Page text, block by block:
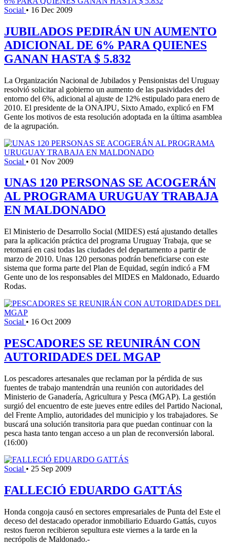
Social • 16 Dec 2009
JUBILADOS PEDIRÁN UN AUMENTO
ADICIONAL DE 6% PARA QUIENES
GANAN HASTA $ 5.832
La Organización Nacional de Jubilados y Pensionistas del Uruguay
resolvió solicitar al gobierno un aumento de las pasividades del
entorno del 6%, adicional al ajuste de 12% estipulado para enero de
2010. El presidente de la ONAJPU, Sixto Amado, explicó en FM
Gente los motivos de esta resolución adoptada en la última asamblea
de la agrupación.
Social • 01 Nov 2009
UNAS 120 PERSONAS SE ACOGERÁN
AL PROGRAMA URUGUAY TRABAJA
EN MALDONADO
El Ministerio de Desarrollo Social (MIDES) está ajustando detalles
para la aplicación práctica del programa Uruguay Trabaja, que se
retomará en casi todas las ciudades del departamento a partir de
marzo de 2010. Unas 120 personas podrán beneficiarse con este
sistema que forma parte del Plan de Equidad, según indicó a FM
Gente uno de los responsables del MIDES en Maldonado, Eduardo
Rodas.
Social • 16 Oct 2009
PESCADORES SE REUNIRÁN CON
AUTORIDADES DEL MGAP
Los pescadores artesanales que reclaman por la pérdida de sus
fuentes de trabajo mantendrán una reunión con autoridades del
Ministerio de Ganadería, Agricultura y Pesca (MGAP). La gestión
surgió del encuentro de este jueves entre ediles del Partido Nacional,
del Frente Amplio, autoridades del municipio y los trabajadores. Se
buscará una solución transitoria para que puedan continuar con la
pesca hasta tanto tengan acceso a un plan de reconversión laboral.
(16:00)
Social • 25 Sep 2009
FALLECIÓ EDUARDO GATTÁS
Honda congoja causó en sectores empresariales de Punta del Este el
deceso del destacado operador inmobiliario Eduardo Gattás, cuyos
restos fueron recibieron sepultura este viernes a la tarde en la
necrópolis de Maldonado.-